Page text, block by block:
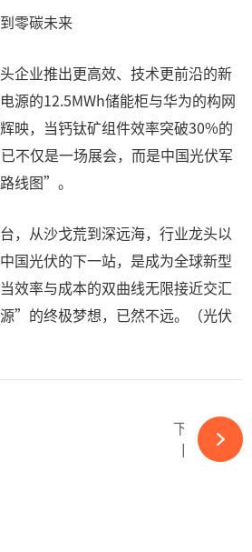
零碳未来
业推出更高效、技术更前沿的新
源的12.5MWh储能柜与华为的构网
映，当钙钛矿组件效率突破30%的
不仅是一场展会，而是中国光伏军
线图”。
从沙戈荒到深远海，行业龙头以
国光伏的下一站，是成为全球新型
效率与成本的双曲线无限接近交汇
”的终极梦想，已然不远。（光伏
下一篇
【OFweek维科杯】惠电投申报光伏行业新锐企业奖项-ky体育APP官网下载